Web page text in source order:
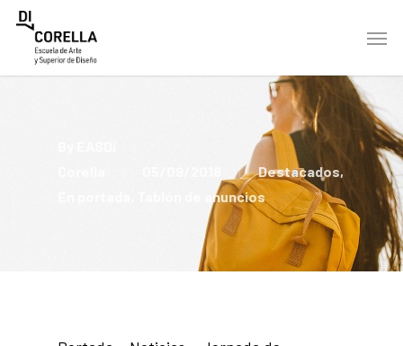
Skip
Menu
Destacados,
Tablón de anuncios